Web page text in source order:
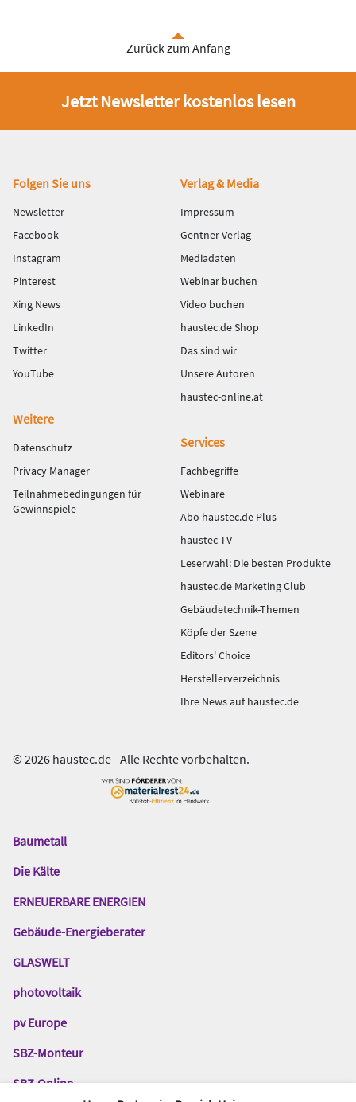
Zurück zum Anfang
Jetzt Newsletter kostenlos lesen
Fußbereich
Folgen Sie uns
Newsletter
Facebook
Instagram
Pinterest
Xing News
LinkedIn
Twitter
YouTube
Verlag & Media
Impressum
Gentner Verlag
Mediadaten
Webinar buchen
Video buchen
haustec.de Shop
Das sind wir
Unsere Autoren
haustec-online.at
Weitere
Datenschutz
Privacy Manager
Teilnahmebedingungen für
Gewinnspiele
Services
Fachbegriffe
Webinare
Abo haustec.de Plus
haustec TV
Leserwahl: Die besten Produkte
haustec.de Marketing Club
Gebäudetechnik-Themen
Köpfe der Szene
Editors' Choice
Herstellerverzeichnis
Ihre News auf haustec.de
© 2026 haustec.de - Alle Rechte vorbehalten.
Das
Gentner
Baumetall
Die Kälte
ERNEUERBARE ENERGIEN
Gebäude-Energieberater
GLASWELT
photovoltaik
pv Europe
SBZ-Monteur
SBZ-Online